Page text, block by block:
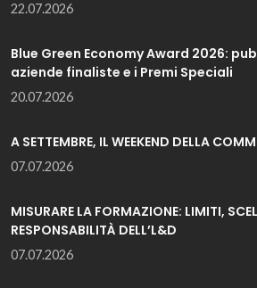
22.07.2026
Blue Green Economy Award 2026:
aziende finaliste e i Premi Speciali
20.07.2026
A SETTEMBRE, IL WEEKEND DELLA
07.07.2026
MISURARE LA FORMAZIONE: LIMITI,
RESPONSABILITÀ DELL’L&D
07.07.2026